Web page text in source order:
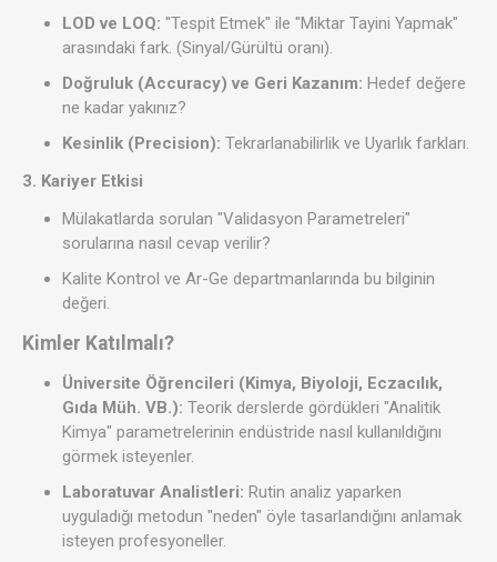
LOD ve LOQ: "Tespit Etmek" ile "Miktar Tayini Yapmak"
arasındaki fark. (Sinyal/Gürültü oranı).
Doğruluk (Accuracy) ve Geri Kazanım: Hedef değere
ne kadar yakınız?
Kesinlik (Precision): Tekrarlanabilirlik ve Uyarlık farkları.
3. Kariyer Etkisi
Mülakatlarda sorulan "Validasyon Parametreleri"
sorularına nasıl cevap verilir?
Kalite Kontrol ve Ar-Ge departmanlarında bu bilginin
değeri.
Kimler Katılmalı?
Üniversite Öğrencileri (Kimya, Biyoloji, Eczacılık,
Gıda Müh. VB.): Teorik derslerde gördükleri "Analitik
Kimya" parametrelerinin endüstride nasıl kullanıldığını
görmek isteyenler.
Laboratuvar Analistleri: Rutin analiz yaparken
uyguladığı metodun "neden" öyle tasarlandığını anlamak
isteyen profesyoneller.